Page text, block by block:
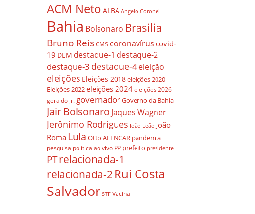
ACM Neto ALBA Angelo Coronel
Bahia Bolsonaro Brasilia
Bruno ReisCMS coronavírus covid-
19 DEM destaque-1 destaque-2
destaque-3 destaque-4eleição
eleições Eleições 2018eleições 2020
Eleições 2022eleições 2024 eleições 2026
geraldo jr. governadorGoverno da Bahia
Jair Bolsonaro Jaques Wagner
Jerônimo Rodrigues João Leão João
Roma Lula Otto ALENCAR pandemia
pesquisa política ao vivo PP prefeito presidente
PTrelacionada-1
relacionada-2 Rui Costa
Salvador STF Vacina